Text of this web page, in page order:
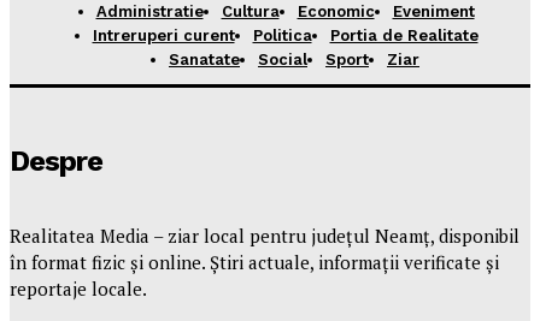
Administratie Cultura Economic
Eveniment
Intreruperi curent
Politica
Portia de Realitate
Sanatate
Social Sport Ziar
Despre
Realitatea Media – ziar local pentru județul Neamț, disponibil
în format fizic și online. Știri actuale, informații verificate și
reportaje locale.